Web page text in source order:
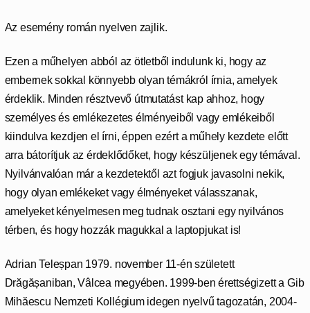
Az esemény román nyelven zajlik.
Ezen a műhelyen abból az ötletből indulunk ki, hogy az
embernek sokkal könnyebb olyan témákról írnia, amelyek
érdeklik. Minden résztvevő útmutatást kap ahhoz, hogy
személyes és emlékezetes élményeiből vagy emlékeiből
kiindulva kezdjen el írni, éppen ezért a műhely kezdete előtt
arra bátorítjuk az érdeklődőket, hogy készüljenek egy témával.
Nyilvánvalóan már a kezdetektől azt fogjuk javasolni nekik,
hogy olyan emlékeket vagy élményeket válasszanak,
amelyeket kényelmesen meg tudnak osztani egy nyilvános
térben, és hogy hozzák magukkal a laptopjukat is!
Adrian Teleșpan 1979. november 11-én született
Drăgășaniban, Vâlcea megyében. 1999-ben érettségizett a Gib
Mihăescu Nemzeti Kollégium idegen nyelvű tagozatán, 2004-